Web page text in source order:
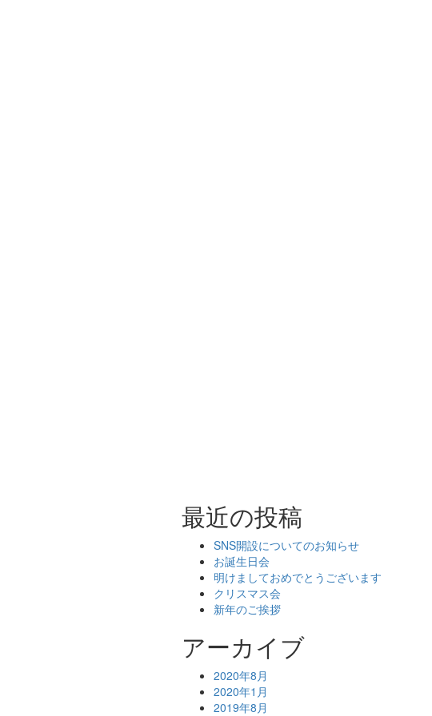
最近の投稿
SNS開設についてのお知らせ
お誕生日会
明けましておめでとうございます
クリスマス会
新年のご挨拶
アーカイブ
2020年8月
2020年1月
2019年8月